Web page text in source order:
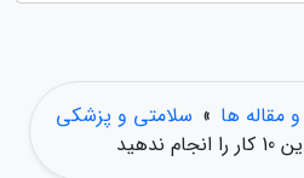
مقاله ها » سلامتی و پزشکی